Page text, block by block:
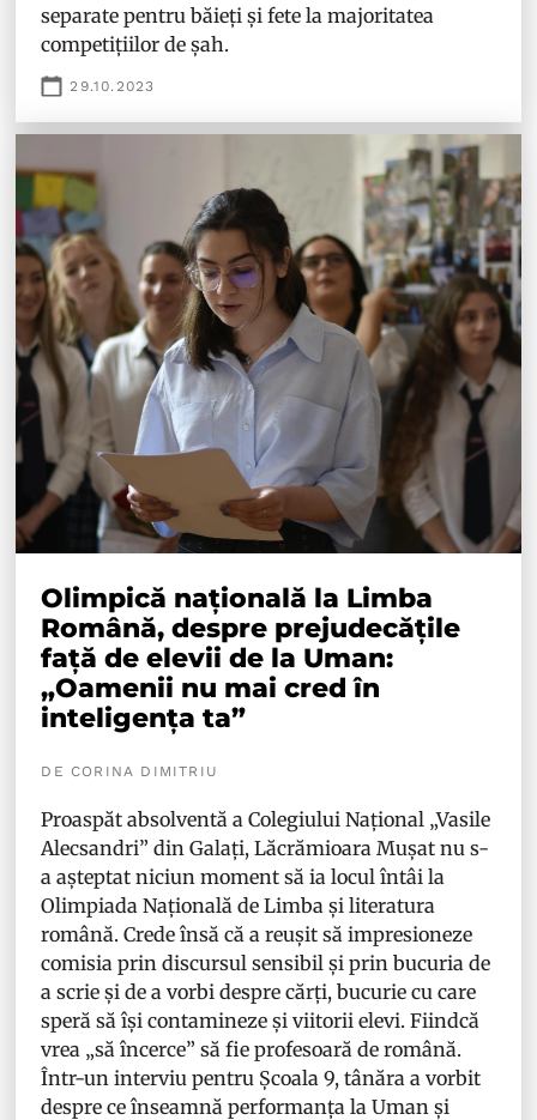
separate pentru băieți și fete la majoritatea
competițiilor de șah.
29.10.2023
Olimpică națională la Limba
Română, despre prejudecățile
față de elevii de la Uman:
„Oamenii nu mai cred în
inteligența ta”
DE CORINA DIMITRIU
Proaspăt absolventă a Colegiului Național „Vasile
Alecsandri” din Galați, Lăcrămioara Mușat nu s-
a așteptat niciun moment să ia locul întâi la
Olimpiada Națională de Limba și literatura
română. Crede însă că a reușit să impresioneze
comisia prin discursul sensibil și prin bucuria de
a scrie și de a vorbi despre cărți, bucurie cu care
speră să își contamineze și viitorii elevi. Fiindcă
vrea „să încerce” să fie profesoară de română.
Într-un interviu pentru Școala 9, tânăra a vorbit
despre ce înseamnă performanța la Uman și